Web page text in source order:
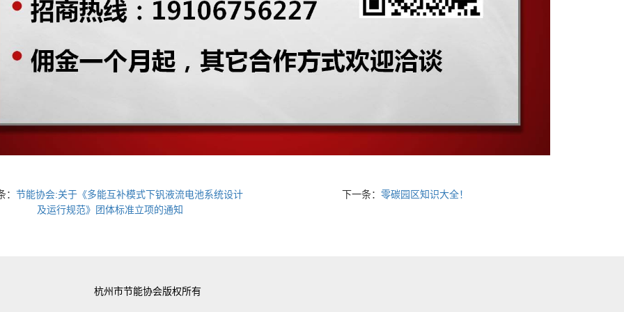
：节能协会:关于《多能互补模式下钒液流电池系统设计
及运行规范》团体标准立项的通知
下一条：零碳园区知识大全！
杭州市节能协会版权所有